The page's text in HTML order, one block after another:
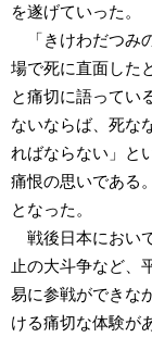
を遂げていった。
「きけわだつみ
場で死に直面した
と痛切に語ってい
ないならば、死な
ればならない」と
痛恨の思いである
となった。
戦後日本におい
止の大斗争など、
易に参戦ができな
ける痛切な体験が